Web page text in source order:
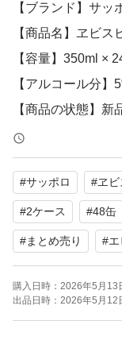
【ブランド】サッ
【商品名】ヱビス
【容量】350ml ×
【アルコール分】
【商品の状態】新
【賞味期限】2027
テープ等で2ケー
そのまま伝票を
状態 未開栓
※パッケージに傷
#サッポロ #ヱビ
#2ケース #48缶
#まとめ売り #
購入日時： 2026年5月13
出品日時： 2026年5月12